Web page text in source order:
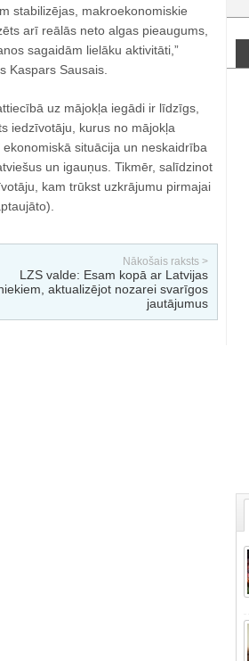
stabilizējas, makroekonomiskie
arī reālās neto algas pieaugums,
sagaidām lielāku aktivitāti,”
Kaspars Sausais.
uz mājokļa iegādi ir līdzīgs,
iedzīvotāju, kurus no mājokļa
situācija un neskaidrība
un igauņus. Tikmēr, salīdzinot
kam trūkst uzkrājumu pirmajai
Nākošais raksts >
LZS valde: Esam kopā ar Latvijas
aktualizējot nozarei svarīgos
jautājumus